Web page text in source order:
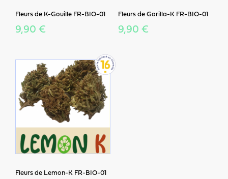
Fleurs de K-Gouille FR-BIO-01
9,90 €
Fleurs de Gorilla-K FR-BIO-01
9,90 €
Fleurs de Lemon-K FR-BIO-01